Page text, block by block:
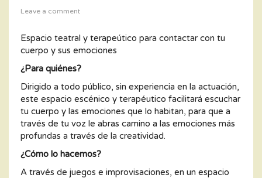
Leave a comment
Espacio teatral y terapeútico para contactar con tu
cuerpo y sus emociones
¿Para quiénes?
Dirigido a todo público, sin experiencia en la actuación,
este espacio escénico y terapéutico facilitará escuchar
tu cuerpo y las emociones que lo habitan, para que a
través de tu voz le abras camino a las emociones más
profundas a través de la creatividad.
¿Cómo lo hacemos?
A través de juegos e improvisaciones, en un espacio